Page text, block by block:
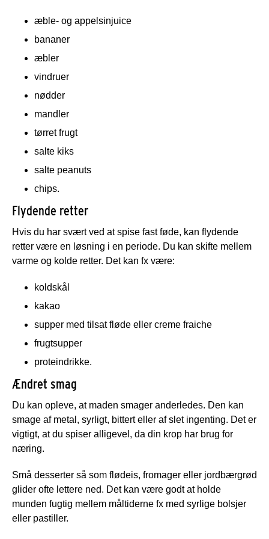
æble- og appelsinjuice
bananer
æbler
vindruer
nødder
mandler
tørret frugt
salte kiks
salte peanuts
chips.
Flydende retter
Hvis du har svært ved at spise fast føde, kan flydende
retter være en løsning i en periode. Du kan skifte mellem
varme og kolde retter. Det kan fx være:
koldskål
kakao
supper med tilsat fløde eller creme fraiche
frugtsupper
proteindrikke.
Ændret smag
Du kan opleve, at maden smager anderledes. Den kan
smage af metal, syrligt, bittert eller af slet ingenting. Det er
vigtigt, at du spiser alligevel, da din krop har brug for
næring.
Små desserter så som flødeis, fromager eller jordbærgrød
glider ofte lettere ned. Det kan være godt at holde
munden fugtig mellem måltiderne fx med syrlige bolsjer
eller pastiller.